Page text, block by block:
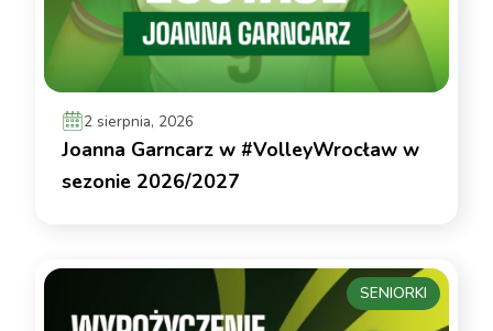
2 sierpnia, 2026
Joanna Garncarz w #VolleyWrocław w
sezonie 2026/2027
SENIORKI